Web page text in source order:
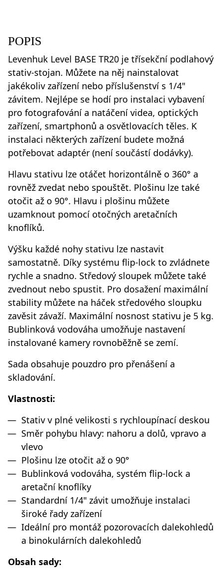
POPIS
Levenhuk Level BASE TR20 je třísekční podlahový
stativ-stojan. Můžete na něj nainstalovat
jakékoliv zařízení nebo příslušenství s 1/4"
závitem. Nejlépe se hodí pro instalaci vybavení
pro fotografování a natáčení videa, optických
zařízení, smartphonů a osvětlovacích těles. K
instalaci některých zařízení budete možná
potřebovat adaptér (není součástí dodávky).
Hlavu stativu lze otáčet horizontálně o 360° a
rovněž zvedat nebo spouštět. Plošinu lze také
otočit až o 90°. Hlavu i plošinu můžete
uzamknout pomocí otočných aretačních
knoflíků.
Výšku každé nohy stativu lze nastavit
samostatně. Díky systému flip-lock to zvládnete
rychle a snadno. Středový sloupek můžete také
zvednout nebo spustit. Pro dosažení maximální
stability můžete na háček středového sloupku
zavěsit závaží. Maximální nosnost stativu je 5 kg.
Bublinková vodováha umožňuje nastavení
instalované kamery rovnoběžně se zemí.
Sada obsahuje pouzdro pro přenášení a
skladování.
Vlastnosti:
Stativ v plné velikosti s rychloupínací deskou
Směr pohybu hlavy: nahoru a dolů, vpravo a
vlevo
Plošinu lze otočit až o 90°
Bublinková vodováha, systém flip-lock a
aretační knoflíky
Standardní 1/4" závit umožňuje instalaci
široké řady zařízení
Ideální pro montáž pozorovacích dalekohledů
a binokulárních dalekohledů
Obsah sady: